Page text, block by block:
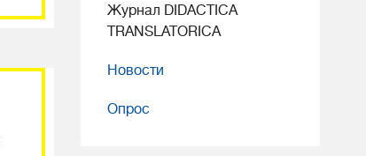
Журнал DIDACTICA
TRANSLATORICA
Новости
Опрос